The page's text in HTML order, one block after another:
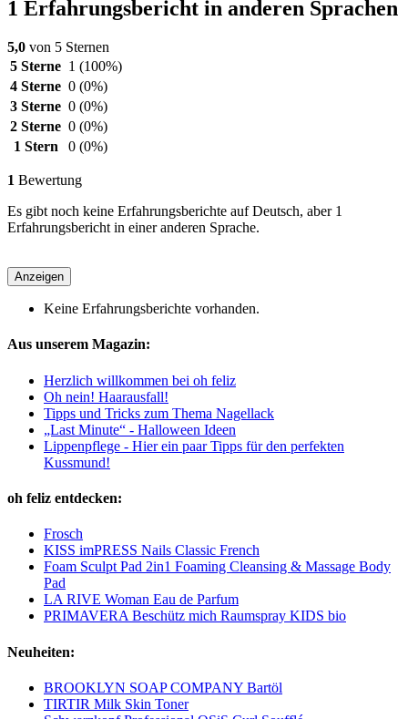
1 Erfahrungsbericht in anderen Sprachen
5,0 von 5 Sternen
5 Sterne 1 (100%)
4 Sterne 0 (0%)
3 Sterne 0 (0%)
2 Sterne 0 (0%)
1 Stern
0 (0%)
1 Bewertung
Es gibt noch keine Erfahrungsberichte auf Deutsch, aber 1
Erfahrungsbericht in einer anderen Sprache.
Anzeigen
Keine Erfahrungsberichte vorhanden.
Aus unserem Magazin:
Herzlich willkommen bei oh feliz
Oh nein! Haarausfall!
Tipps und Tricks zum Thema Nagellack
„Last Minute“ - Halloween Ideen
Lippenpflege - Hier ein paar Tipps für den perfekten
Kussmund!
oh feliz entdecken:
Frosch
KISS imPRESS Nails Classic French
Foam Sculpt Pad 2in1 Foaming Cleansing & Massage Body
Pad
LA RIVE Woman Eau de Parfum
PRIMAVERA Beschütz mich Raumspray KIDS bio
Neuheiten:
BROOKLYN SOAP COMPANY Bartöl
TIRTIR Milk Skin Toner